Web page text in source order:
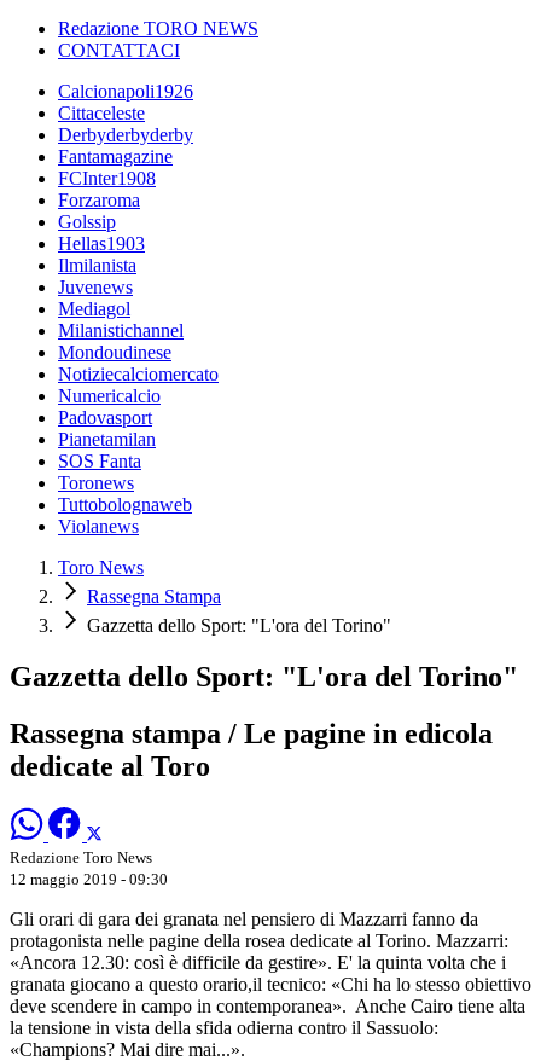
Redazione TORO NEWS
CONTATTACI
Calcionapoli1926
Cittaceleste
Derbyderbyderby
Fantamagazine
FCInter1908
Forzaroma
Golssip
Hellas1903
Ilmilanista
Juvenews
Mediagol
Milanistichannel
Mondoudinese
Notiziecalciomercato
Numericalcio
Padovasport
Pianetamilan
SOS Fanta
Toronews
Tuttobolognaweb
Violanews
Toro News
Rassegna Stampa
Gazzetta dello Sport: "L'ora del Torino"
Gazzetta dello Sport: "L'ora del Torino"
Rassegna stampa / Le pagine in edicola
dedicate al Toro
Redazione Toro News
12 maggio 2019 - 09:30
Gli orari di gara dei granata nel pensiero di Mazzarri fanno da
protagonista nelle pagine della rosea dedicate al Torino. Mazzarri:
«Ancora 12.30: così è difficile da gestire». E' la quinta volta che i
granata giocano a questo orario,il tecnico: «Chi ha lo stesso obiettivo
deve scendere in campo in contemporanea». Anche Cairo tiene alta
la tensione in vista della sfida odierna contro il Sassuolo:
«Champions? Mai dire mai...».